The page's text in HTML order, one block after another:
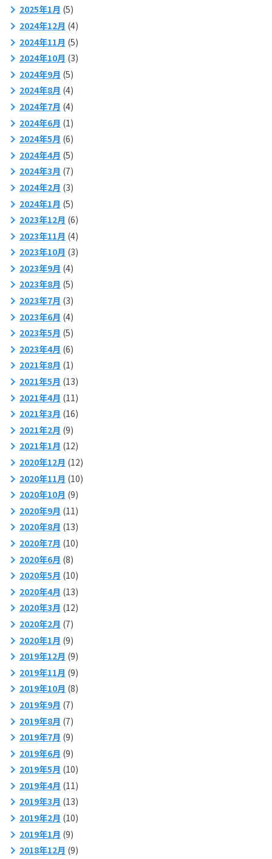
2025年1月 (5)
2024年12月 (4)
2024年11月 (5)
2024年10月 (3)
2024年9月 (5)
2024年8月 (4)
2024年7月 (4)
2024年6月 (1)
2024年5月 (6)
2024年4月 (5)
2024年3月 (7)
2024年2月 (3)
2024年1月 (5)
2023年12月 (6)
2023年11月 (4)
2023年10月 (3)
2023年9月 (4)
2023年8月 (5)
2023年7月 (3)
2023年6月 (4)
2023年5月 (5)
2023年4月 (6)
2021年8月 (1)
2021年5月 (13)
2021年4月 (11)
2021年3月 (16)
2021年2月 (9)
2021年1月 (12)
2020年12月 (12)
2020年11月 (10)
2020年10月 (9)
2020年9月 (11)
2020年8月 (13)
2020年7月 (10)
2020年6月 (8)
2020年5月 (10)
2020年4月 (13)
2020年3月 (12)
2020年2月 (7)
2020年1月 (9)
2019年12月 (9)
2019年11月 (9)
2019年10月 (8)
2019年9月 (7)
2019年8月 (7)
2019年7月 (9)
2019年6月 (9)
2019年5月 (10)
2019年4月 (11)
2019年3月 (13)
2019年2月 (10)
2019年1月 (9)
2018年12月 (9)